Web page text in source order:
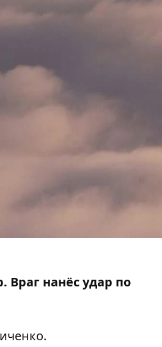
Враг нанёс удар по
.